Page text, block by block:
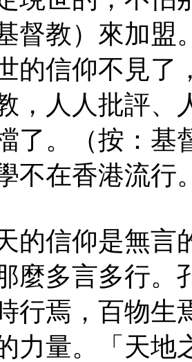
督教）來加盟
的信仰不見了
，人人批評、
了。（按：基
不在香港流行
的信仰是無言
麼多言多行。
行焉，百物生
力量。「天地